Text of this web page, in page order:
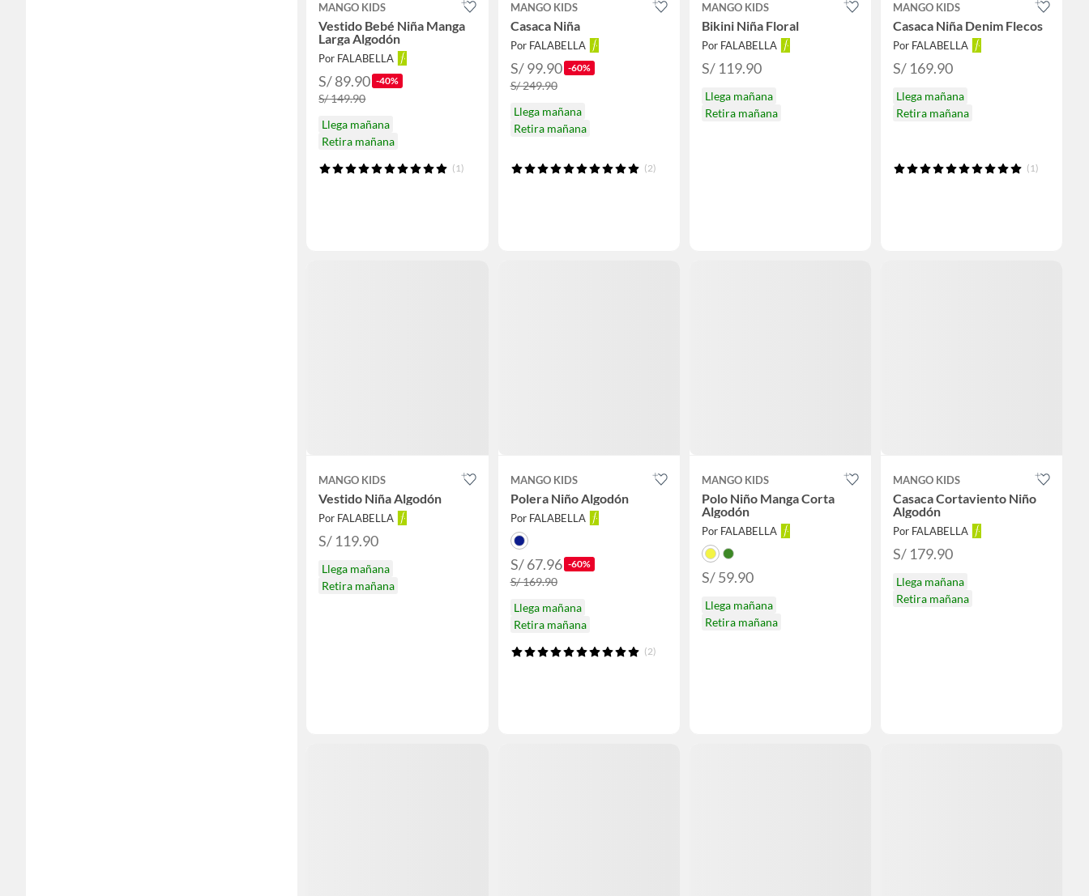
MANGO KIDS
Vestido Bebé Niña Manga
Larga Algodón
Por FALABELLA
S/ 89.90 -40%
S/ 149.90
Llega mañana
Retira mañana
(1)
MANGO KIDS
Casaca Niña
Por FALABELLA
S/ 99.90 -60%
S/ 249.90
Llega mañana
Retira mañana
(2)
MANGO KIDS
Bikini Niña Floral
Por FALABELLA
S/ 119.90
Llega mañana
Retira mañana
MANGO KIDS
Casaca Niña Denim Flecos
Por FALABELLA
S/ 169.90
Llega mañana
Retira mañana
(1)
MANGO KIDS
Vestido Niña Algodón
Por FALABELLA
S/ 119.90
Llega mañana
Retira mañana
MANGO KIDS
Polera Niño Algodón
Por FALABELLA
S/ 67.96 -60%
S/ 169.90
Llega mañana
Retira mañana
(2)
MANGO KIDS
Polo Niño Manga Corta
Algodón
Por FALABELLA
S/ 59.90
Llega mañana
Retira mañana
MANGO KIDS
Casaca Cortaviento Niño
Algodón
Por FALABELLA
S/ 179.90
Llega mañana
Retira mañana